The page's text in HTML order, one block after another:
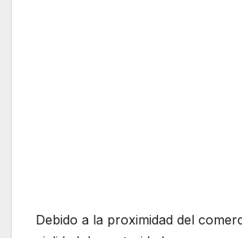
Debido a la proximidad del